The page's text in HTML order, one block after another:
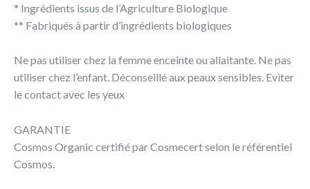
* Ingrédients issus de l’Agriculture Biologique
** Fabriqués à partir d’ingrédients biologiques
Ne pas utiliser chez la femme enceinte ou allaitante. Ne pas
utiliser chez l’enfant. Déconseillé aux peaux sensibles. Eviter
le contact avec les yeux
GARANTIE
Cosmos Organic certifié par Cosmecert selon le référentiel
Cosmos.